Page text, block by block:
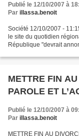
Publié le 12/10/2007 à
Par illassa.benoit
Société 12/10/2007 -
le site du quotidien
République "devrait
METTRE FIN
PAROLE ET
Publié le 12/10/2007 à
Par illassa.benoit
METTRE FIN AU